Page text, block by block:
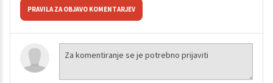
PRAVILA ZA OBJAVO KOMENTARJEV